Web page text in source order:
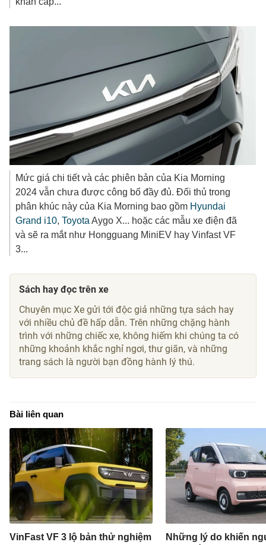
Mức giá chi tiết và các phiên bản của Kia Morning
2024 vẫn chưa được công bố đầy đủ. Đối thủ trong
phân khúc này của Kia Morning bao gồm Hyundai
Grand i10,Toyota Aygo X... hoặc các mẫu xe điện đã
và sẽ ra mắt như Hongguang MiniEV hay Vinfast VF
3...
Sách hay đọc trên xe
Chuyên mục Xe gửi tới độc giả những tựa sách hay
với nhiều chủ đề hấp dẫn. Trên những chặng hành
trình với những chiếc xe, không hiếm khi chúng ta có
những khoảnh khắc nghỉ ngơi, thư giãn, và những
trang sách là người bạn đồng hành lý thú.
Bài liên quan
VinFast VF 3 lộ bản thử nghiệm
Những lý do khiến